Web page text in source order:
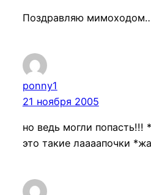
Поздравляю
ponny1
21 ноября 2005
но ведь могли попасть!!!
это такие лаааапочки